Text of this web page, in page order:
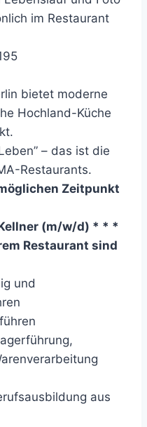
im Restaurant
bietet moderne
Hochland-Küche
– das ist die
Restaurants.
Zeitpunkt
(m/w/d) * * *
Restaurant sind
und
aus